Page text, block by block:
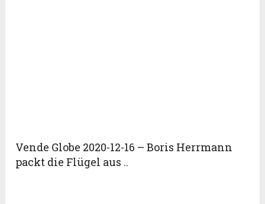
Vende Globe 2020-12-16 – Boris Herrmann
packt die Flügel aus ..